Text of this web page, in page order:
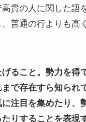
貴の人に関した語
普通の行よりも高
ること。勢力を得
で存在すら知られ
注目を集めたり、
たりすることを表現